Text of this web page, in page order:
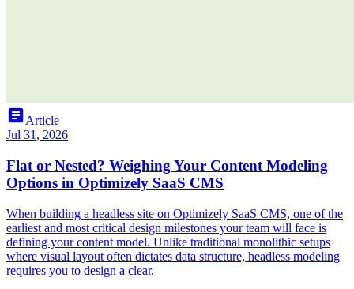
articleArticle
Jul 31, 2026
Flat or Nested? Weighing Your Content Modeling
Options in Optimizely SaaS CMS
When building a headless site on Optimizely SaaS CMS, one of the
earliest and most critical design milestones your team will face is
defining your content model. Unlike traditional monolithic setups
where visual layout often dictates data structure, headless modeling
requires you to design a clear,